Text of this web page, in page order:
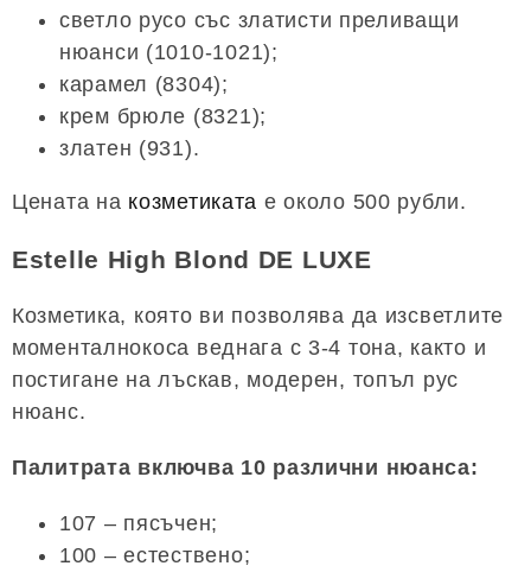
светло русо със златисти преливащи
нюанси (1010-1021);
карамел (8304);
крем брюле (8321);
златен (931).
Цената на козметиката е около 500 рубли.
Estelle High Blond DE LUXE
Козметика, която ви позволява да изсветлите
моменталнокоса веднага с 3-4 тона, както и
постигане на лъскав, модерен, топъл рус
нюанс.
Палитрата включва 10 различни нюанса:
107 – пясъчен;
100 – естествено;